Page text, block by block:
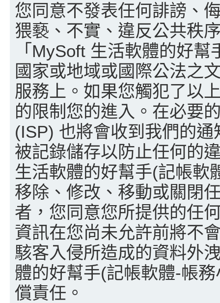
您同意不發表任何誹謗、
猥褻、不實、違反公共秩
「MySoft 生活軟體的好
國家或地域或國際公法之
服務上。如果您觸犯了以
的限制您的進入。在必要
(ISP) 也將會收到我們的
被記錄儲存以防止任何的
生活軟體的好幫手(記帳軟
移除、修改、移動或關閉
者，您同意您所提供的任
資訊在您尚未允許前將不
駭客入侵所造成的資料外
體的好幫手(記帳軟體-帳
償責任。